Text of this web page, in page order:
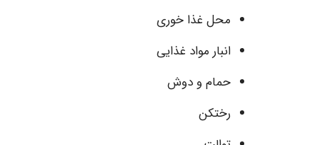
محل غذا خوری
انبار مواد غذایی
حمام و دوش
رختکن